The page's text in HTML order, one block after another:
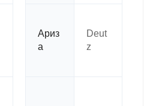
Ариз
а
Deut
z